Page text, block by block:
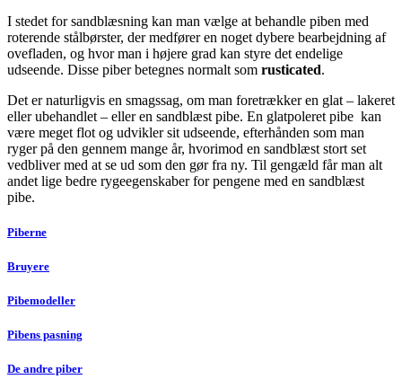
I stedet for sandblæsning kan man vælge at behandle piben med
roterende stålbørster, der medfører en noget dybere bearbejdning af
ovefladen, og hvor man i højere grad kan styre det endelige
udseende. Disse piber betegnes normalt som rusticated.
Det er naturligvis en smagssag, om man foretrækker en glat – lakeret
eller ubehandlet – eller en sandblæst pibe. En glatpoleret pibe kan
være meget flot og udvikler sit udseende, efterhånden som man
ryger på den gennem mange år, hvorimod en sandblæst stort set
vedbliver med at se ud som den gør fra ny. Til gengæld får man alt
andet lige bedre rygeegenskaber for pengene med en sandblæst
pibe.
Piberne
Bruyere
Pibemodeller
Pibens pasning
De andre piber